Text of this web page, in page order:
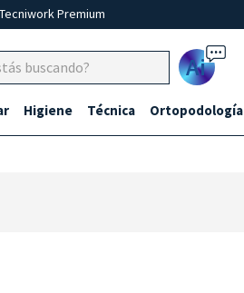
Premium
Ai
Higiene Técnica Ortopodología